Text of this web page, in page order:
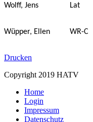
Wolff, Jens
Lat
Wüpper, Ellen WR-C
Drucken
Copyright 2019 HATV
Home
Login
Impressum
Datenschutz